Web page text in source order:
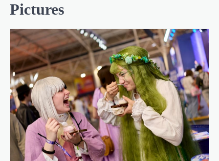
Pictures